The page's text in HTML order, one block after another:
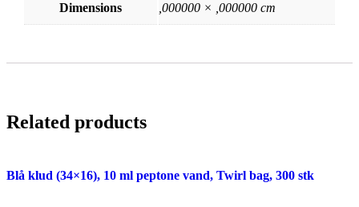
Dimensions ,000000 × ,000000 cm
Related products
Blå klud (34×16), 10 ml peptone vand, Twirl bag, 300 stk